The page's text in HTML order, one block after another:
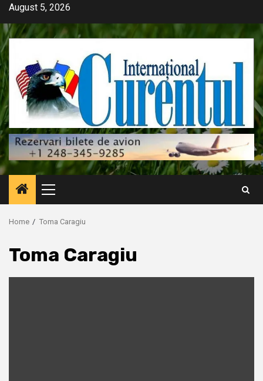
Skip
content
August 5, 2026
Primary
Menu
Home Toma Caragiu
Toma Caragiu